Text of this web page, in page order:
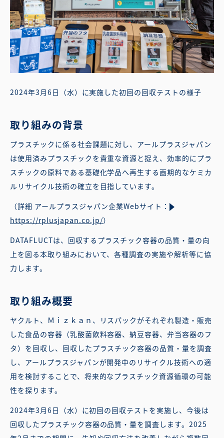
2024年3月6日（水）に実施した初回の回収テストの様子
取り組みの背景
プラスチックに係る社会課題に対し、アールプラスジャパン
は使用済みプラスチックを貴重な資源と捉え、効率的にプラ
スチックの原料である基礎化学品へ再生する画期的なケミカ
ルリサイクル技術の確立を目指しています。
（詳細 アールプラスジャパン企業Webサイト：
https://rplusjapan.co.jp/）
DATAFLUCTは、回収するプラスチック容器の品質・量の向
上を図る本取り組みにおいて、各種調査の実施や解析等に協
力します。
取り組み概要
ヤクルト、Ｍｉｚｋａｎ、リスパックがそれぞれ製造・販売
した食品の容器（乳酸菌飲料容器、納豆容器、弁当容器のフ
タ）を回収し、回収したプラスチック容器の品質・量を調査
し、アールプラスジャパンが開発中のリサイクル技術への適
用を検討することで、将来的なプラスチック資源循環の可能
性を探ります。
2024年3月6日（水）に初回の回収テストを実施し、今後は
回収したプラスチック容器の品質・量を調査します。2025